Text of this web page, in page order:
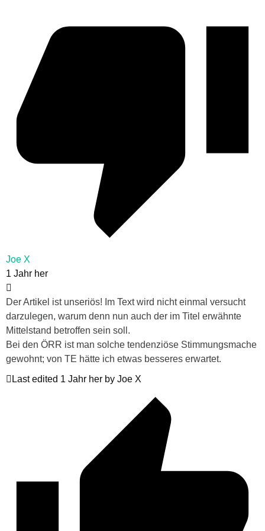
Joe X
1 Jahr her
Der Artikel ist unseriös! Im Text wird nicht einmal versucht
darzulegen, warum denn nun auch der im Titel erwähnte
Mittelstand betroffen sein soll.
Bei den ÖRR ist man solche tendenziöse Stimmungsmache
gewohnt; von TE hätte ich etwas besseres erwartet.
Last edited 1 Jahr her by Joe X